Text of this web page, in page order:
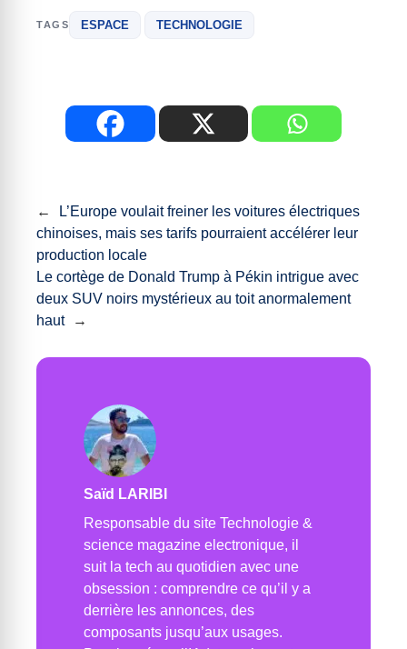
TAGS ESPACE TECHNOLOGIE
←
L’Europe voulait freiner les voitures électriques
chinoises, mais ses tarifs pourraient accélérer leur
production locale
Le cortège de Donald Trump à Pékin intrigue avec
deux SUV noirs mystérieux au toit anormalement
haut
→
Saïd LARIBI
Responsable du site Technologie &
science magazine electronique, il
suit la tech au quotidien avec une
obsession : comprendre ce qu’il y a
derrière les annonces, des
composants jusqu’aux usages.